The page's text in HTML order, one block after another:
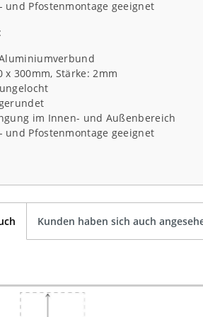
und Pfostenmontage geeignet
x 300mm, Stärke: 2mm
im Innen- und Außenbereich
und Pfostenmontage geeignet
Kunden haben sich auch